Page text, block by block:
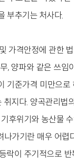
부추기는 처사다.
가격안정에 관한
, 양파와 같은 쓰임
기준가격 미만으로
지다. 양곡관리법
후위기와 농산물
나가기란 매우 어렵
락이 주기적으로 반